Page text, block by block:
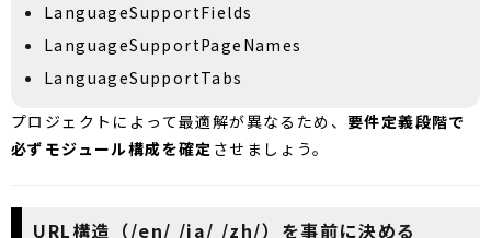
LanguageSupportFields
LanguageSupportPageNames
LanguageSupportTabs
プロジェクトによって最適解が異なるため、 要件定義段階で
必ずモジュール構成を確定 させましょう。
URL構造（/en/ /ja/ /zh/）を事前に決める